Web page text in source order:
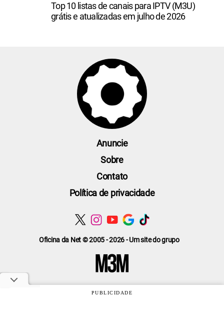
Top 10 listas de canais para IPTV (M3U)
grátis e atualizadas em julho de 2026
Oficina da Net © 2005 - 2026 - Um site do grupo
Anuncie
Sobre
Contato
Política de privacidade
PUBLICIDADE